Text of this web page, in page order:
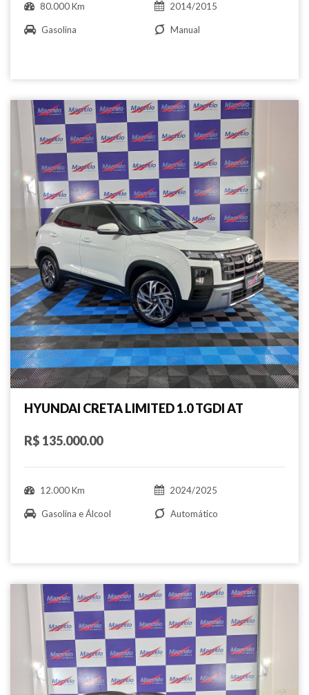
80.000 Km 2014/2015
Gasolina Manual
HYUNDAI CRETA LIMITED 1.0 TGDI AT
R$ 135.000.00
12.000 Km 2024/2025
Gasolina e Álcool Automático